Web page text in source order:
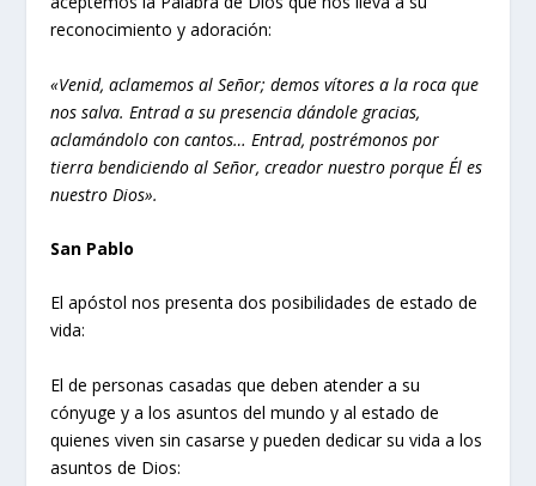
reconocimiento y adoración:
«Venid, aclamemos al Señor; demos vítores a la roca que
nos salva. Entrad a su presencia dándole gracias,
aclamándolo con cantos… Entrad, postrémonos por
tierra bendiciendo al Señor, creador nuestro porque Él es
nuestro Dios».
San Pablo
El apóstol nos presenta dos posibilidades de estado de
vida:
El de personas casadas que deben atender a su
cónyuge y a los asuntos del mundo y al estado de
quienes viven sin casarse y pueden dedicar su vida a los
asuntos de Dios: